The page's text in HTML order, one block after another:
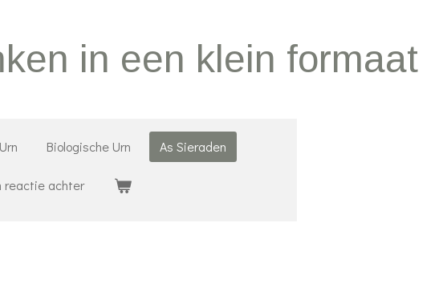
in een klein formaat
Biologische Urn As Sieraden
reactie achter